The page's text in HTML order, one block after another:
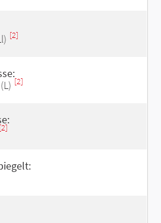
[2]
[2]
[2]